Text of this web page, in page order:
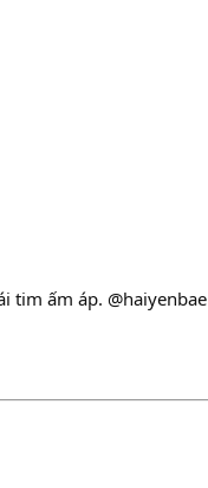
tim ấm áp. @haiyenbae